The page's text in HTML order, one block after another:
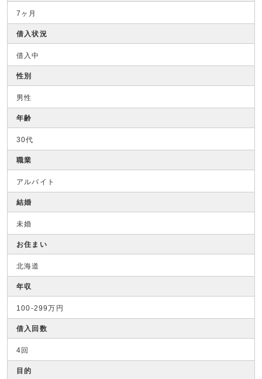
7ヶ月
借入状況
借入中
性別
男性
年齢
30代
職業
アルバイト
結婚
未婚
お住まい
北海道
年収
100-299万円
借入回数
4回
目的